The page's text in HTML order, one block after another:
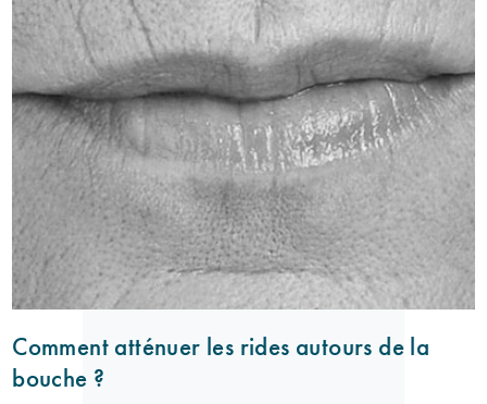
Comment atténuer les rides autours de la
bouche ?